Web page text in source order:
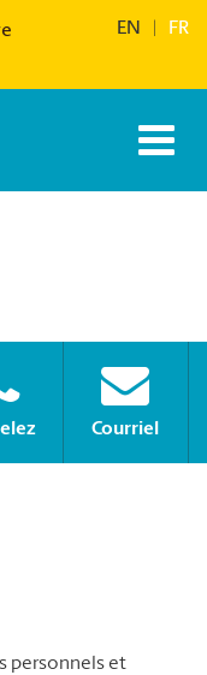
EN FR
Courriel
personnels et